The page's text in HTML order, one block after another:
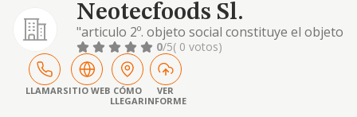
Neotecfoods Sl.
"articulo 2º. objeto social constituye el objeto
social: actividad principal: 1. la gestión y
explotación de negocio de hostelería y
restauración (c.n.a.e. 56.10-restaurantes y
puestos de comidas). 2. la explotación bajo
cualquier forma de titularidad de empresas
0/5( 0 votos)
LLAMARSITIO WEB CÓMO
LLEGAR
VER
INFORME